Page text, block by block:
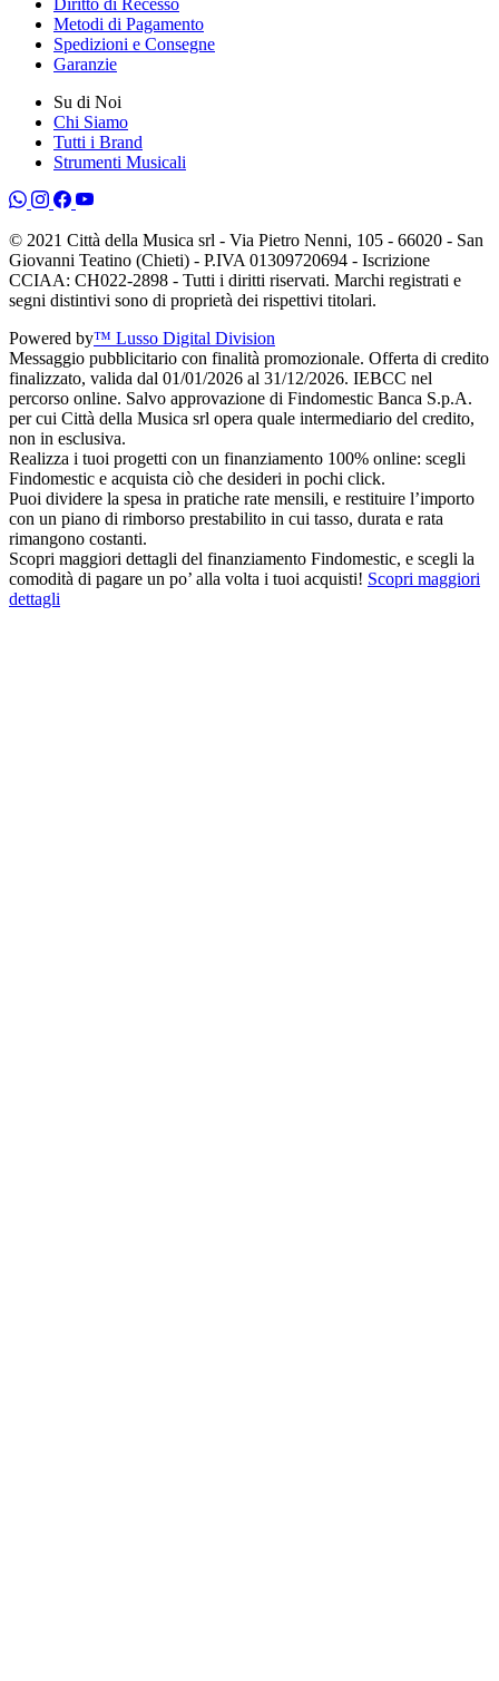
Diritto di Recesso
Metodi di Pagamento
Spedizioni e Consegne
Garanzie
Su di Noi
Chi Siamo
Tutti i Brand
Strumenti Musicali
© 2021 Città della Musica srl - Via Pietro Nenni, 105 - 66020 - San
Giovanni Teatino (Chieti) - P.IVA 01309720694 - Iscrizione
CCIAA: CH022-2898 - Tutti i diritti riservati. Marchi registrati e
segni distintivi sono di proprietà dei rispettivi titolari.
Powered by™ Lusso Digital Division
Messaggio pubblicitario con finalità promozionale. Offerta di credito
finalizzato, valida dal 01/01/2026 al 31/12/2026. IEBCC nel
percorso online. Salvo approvazione di Findomestic Banca S.p.A.
per cui Città della Musica srl opera quale intermediario del credito,
non in esclusiva.
Realizza i tuoi progetti con un finanziamento 100% online: scegli
Findomestic e acquista ciò che desideri in pochi click.
Puoi dividere la spesa in pratiche rate mensili, e restituire l’importo
con un piano di rimborso prestabilito in cui tasso, durata e rata
rimangono costanti.
Scopri maggiori dettagli del finanziamento Findomestic, e scegli la
comodità di pagare un po’ alla volta i tuoi acquisti! Scopri maggiori
dettagli